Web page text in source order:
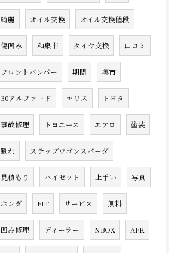
綺麗 オイル交換 オイル交換値段
傷凹み 和泉市 タイヤ交換 口コミ
フロントバンパー 期間 堺市
30アルファード ヤリス トヨタ
事故修理 トヨエース エアロ 塗装
割れ ステップワゴンスパーダ
見積もり ハイゼット 上手い 写真
ホンダ FIT サービス 無料
凹み修理 ディーラー NBOX AFK